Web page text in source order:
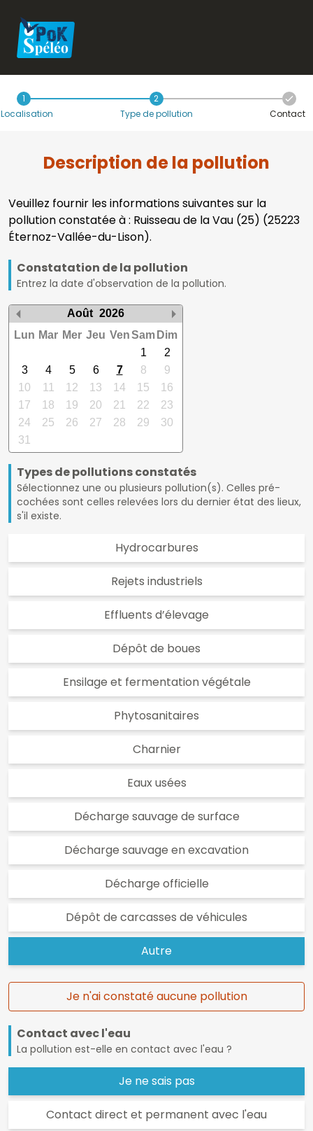
1
Localisation
2
Type de pollution
Contact
Description de la pollution
Veuillez fournir les informations suivantes sur la
pollution constatée à : Ruisseau de la Vau (25) (25223
Éternoz-Vallée-du-Lison).
Constatation de la pollution
Entrez la date d'observation de la pollution.
Août 2026
Lun Mar Mer Jeu VenSam Dim
1
2
3
4 5 6 7 8
9
10
11 12 13 14 15
16
17
18 19 20 21 22
23
24
25 26 27 28 29
30
31
Types de pollutions constatés
Sélectionnez une ou plusieurs pollution(s). Celles pré-
cochées sont celles relevées lors du dernier état des lieux,
s'il existe.
Hydrocarbures
Rejets industriels
Effluents d’élevage
Dépôt de boues
Ensilage et fermentation végétale
Phytosanitaires
Charnier
Eaux usées
Décharge sauvage de surface
Décharge sauvage en excavation
Décharge officielle
Dépôt de carcasses de véhicules
Autre
Je n'ai constaté aucune pollution
Contact avec l'eau
La pollution est-elle en contact avec l'eau ?
Je ne sais pas
Contact direct et permanent avec l'eau